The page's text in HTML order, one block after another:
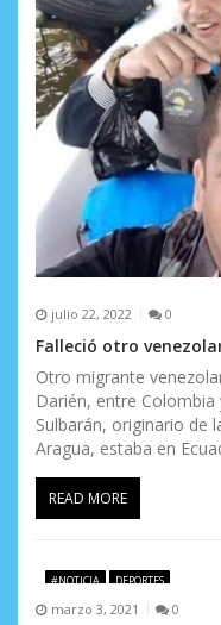
a
d
a
julio 22, 2022 0
Falleció otro
Otro migrante
Darién, entre Colombia
Sulbarán, originario de
Aragua, estaba en
READ MORE
#NOTICIA DEPORTES
marzo 3, 2021 0